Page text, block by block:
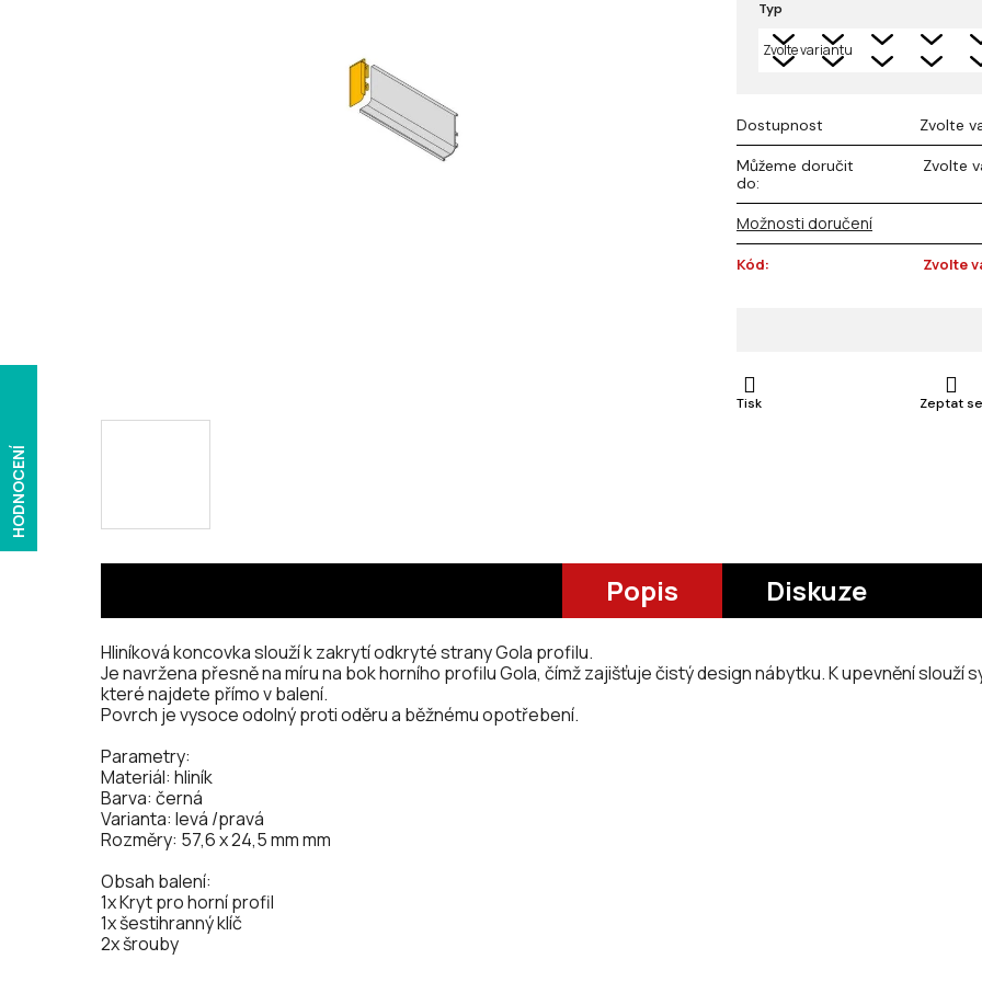
z 5
hvězdiček.
Typ
Dostupnost Zvolte
Můžeme doručit
do:
Zvolte
Možnosti doručení
Kód: Zvolte
Tisk Zeptat se
Popis Diskuze
Hliníková koncovka slouží k zakrytí odkryté strany Gola profilu.
Je navržena přesně na míru na bok horního profilu Gola, čímž zajišťuje čistý design nábytku. K upevnění slouží
které najdete přímo v balení.
Povrch je vysoce odolný proti oděru a běžnému opotřebení.
Parametry:
Materiál: hliník
Barva: černá
Varianta: levá /pravá
Rozměry: 57,6 x 24,5 mm mm
Obsah balení:
1x Kryt pro horní profil
1x šestihranný klíč
2x šrouby
HODNOCENÍ